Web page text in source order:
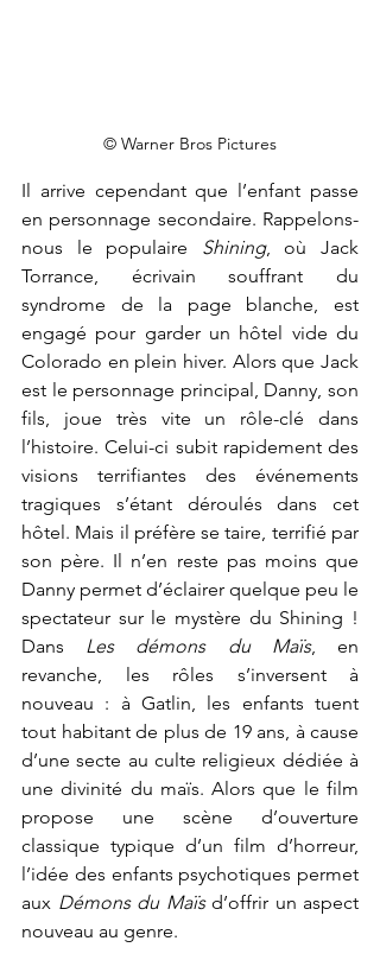
© Warner Bros Pictures
Il arrive cependant que l’enfant passe
en personnage secondaire. Rappelons-
nous le populaire Shining, où Jack
Torrance, écrivain souffrant du
syndrome de la page blanche, est
engagé pour garder un hôtel vide du
Colorado en plein hiver. Alors que Jack
est le personnage principal, Danny, son
fils, joue très vite un rôle-clé dans
l’histoire. Celui-ci subit rapidement des
visions terrifiantes des événements
tragiques s’étant déroulés dans cet
hôtel. Mais il préfère se taire, terrifié par
son père. Il n’en reste pas moins que
Danny permet d’éclairer quelque peu le
spectateur sur le mystère du Shining !
Dans Les démons du Maïs, en
revanche, les rôles s’inversent à
nouveau : à Gatlin, les enfants tuent
tout habitant de plus de 19 ans, à cause
d’une secte au culte religieux dédiée à
une divinité du maïs. Alors que le film
propose une scène d’ouverture
classique typique d’un film d’horreur,
l’idée des enfants psychotiques permet
aux Démons du Maïs d’offrir un aspect
nouveau au genre.